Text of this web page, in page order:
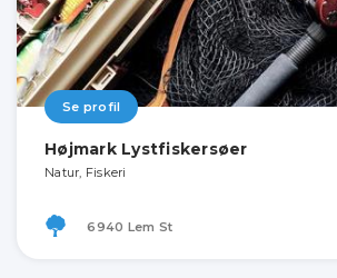
Se profil
Højmark Lystfiskersøer
Natur, Fiskeri
6940 Lem St